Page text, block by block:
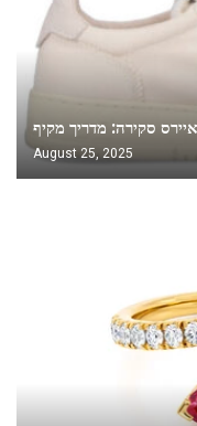
סקירה: מדריך מקיף
August 25, 2025